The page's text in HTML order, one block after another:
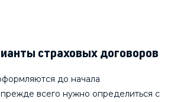
страховых договоров
до начала
всего нужно определиться с